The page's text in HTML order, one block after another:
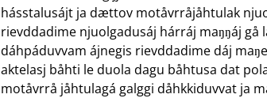
hásstalusájt ja dættov motåvrråjåhtulak
rievddadime njuolgadusáj hárráj maŋŋáj gå
dáhpáduvvam ájnegis rievddadime dáj
aktelasj båhti le duola dagu båhtusa dat
motåvrrå jåhtulagá galggi dåhkkiduvvat ja